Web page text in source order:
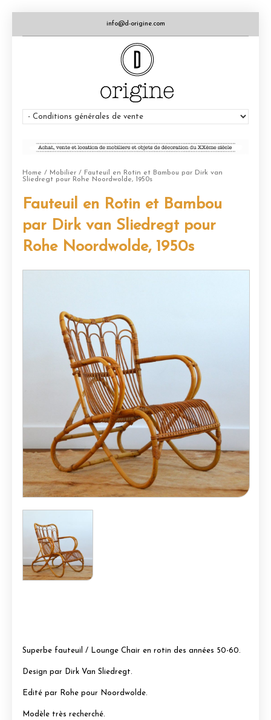
info@d-origine.com
Home / Mobilier / Fauteuil en Rotin et Bambou par Dirk van
Sliedregt pour Rohe Noordwolde, 1950s
Fauteuil en Rotin et Bambou
par Dirk van Sliedregt pour
Rohe Noordwolde, 1950s
Superbe fauteuil / Lounge Chair en rotin des années 50-60.
Design par Dirk Van Sliedregt.
Edité par Rohe pour Noordwolde.
Modèle très recherché.